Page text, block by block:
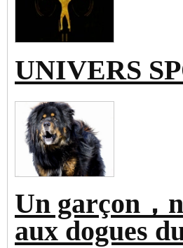
UNIVERS
Un garçon，
aux dogues